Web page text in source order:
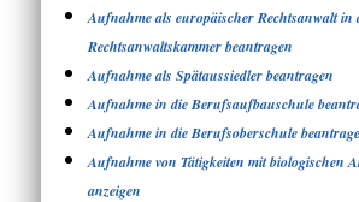
Aufnahme als europäischer Rechtsanwalt in
Rechtsanwaltskammer beantragen
Aufnahme als Spätaussiedler beantragen
Aufnahme in die Berufsaufbauschule
Aufnahme in die Berufsoberschule
Aufnahme von Tätigkeiten mit biologischen
anzeigen